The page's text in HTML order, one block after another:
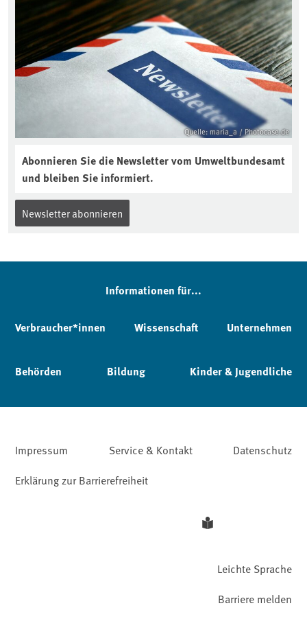
Quelle: maria_a / Photocase.de
Abonnieren Sie die Newsletter vom Umweltbundesamt
und bleiben Sie informiert.
Newsletter abonnieren
Informationen für...
Verbraucher*innen Wissenschaft Unternehmen
Behörden Bildung Kinder & Jugendliche
Impressum Service & Kontakt
Datenschutz
Erklärung zur Barrierefreiheit
Leichte Sprache
Barriere melden